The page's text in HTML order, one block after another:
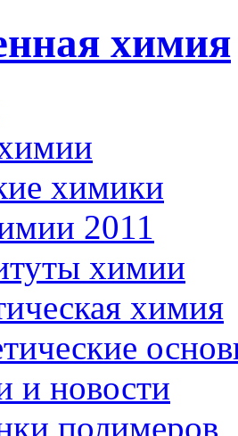
химия
химики
2011
химии
химия
и новости
полимеров